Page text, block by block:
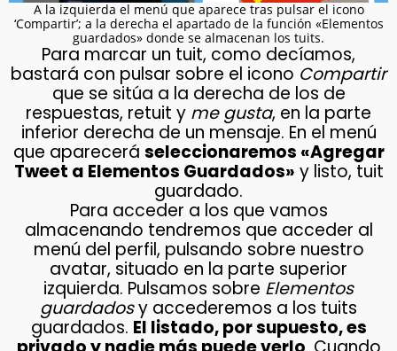
A la izquierda el menú que aparece tras pulsar el icono
‘Compartir’; a la derecha el apartado de la función «Elementos
guardados» donde se almacenan los tuits.
Para marcar un tuit, como decíamos,
bastará con pulsar sobre el icono Compartir
que se sitúa a la derecha de los de
respuestas, retuit y me gusta, en la parte
inferior derecha de un mensaje. En el menú
que aparecerá seleccionaremos «Agregar
Tweet a Elementos Guardados» y listo, tuit
guardado.
Para acceder a los que vamos
almacenando tendremos que acceder al
menú del perfil, pulsando sobre nuestro
avatar, situado en la parte superior
izquierda. Pulsamos sobre Elementos
guardadosy accederemos a los tuits
guardados. El listado, por supuesto, es